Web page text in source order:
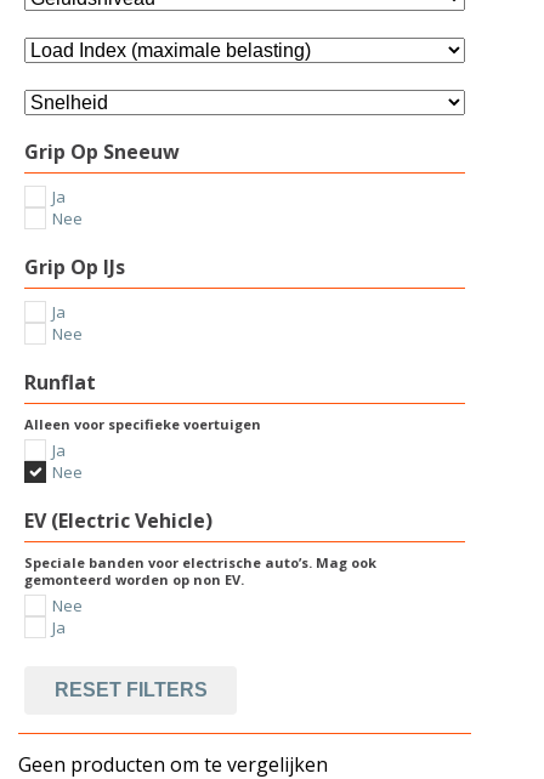
Grip Op Sneeuw
Ja
Nee
Grip Op IJs
Ja
Nee
Runflat
Alleen voor specifieke voertuigen
Ja
Nee
EV (Electric Vehicle)
Speciale banden voor electrische auto’s. Mag ook
gemonteerd worden op non EV.
Nee
Ja
RESET FILTERS
Geen producten om te vergelijken